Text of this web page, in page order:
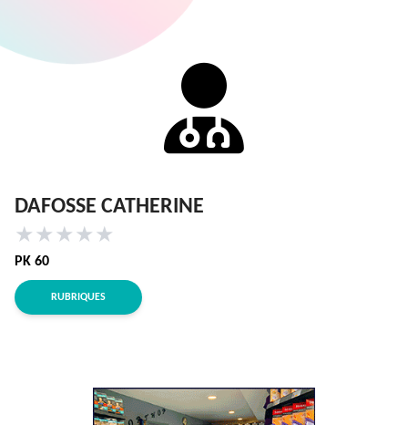
DAFOSSE CATHERINE
★ ★ ★ ★ ★
PK 60
RUBRIQUES